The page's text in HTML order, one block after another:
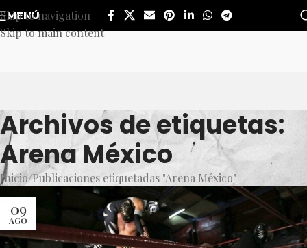
Skip to navigation
Skip to main content
MENÚ
Archivos de etiquetas:
Arena México
Inicio Publicaciones etiquetadas "Arena México"
09
AGO